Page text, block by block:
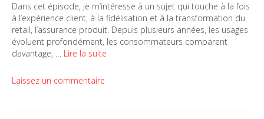
Dans cet épisode, je m’intéresse à un sujet qui touche à la fois
à l’expérience client, à la fidélisation et à la transformation du
retail, l’assurance produit. Depuis plusieurs années, les usages
évoluent profondément, les consommateurs comparent
davantage, … Lire la suite
Laissez un commentaire